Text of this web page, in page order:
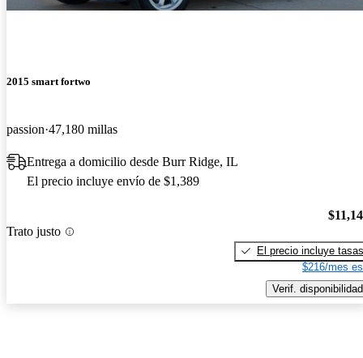
2015 smart fortwo
passion 47,180 millas
Entrega a domicilio desde Burr Ridge, IL
El precio incluye envío de $1,389
Trato justo
El precio incluye tasas
$216/mes
Verif. disponibilidad